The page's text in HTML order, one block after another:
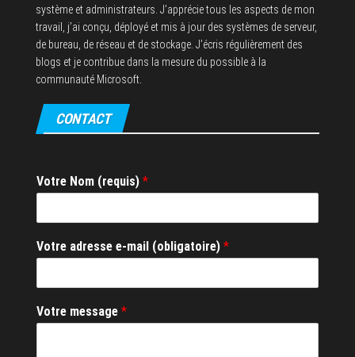
système et administrateurs. J’apprécie tous les aspects de mon
travail, j’ai conçu, déployé et mis à jour des systèmes de serveur,
de bureau, de réseau et de stockage. J’écris régulièrement des
blogs et je contribue dans la mesure du possible à la
communauté Microsoft.
CONTACT
Votre Nom (requis) *
*
m
s
a
Votre adresse e-mail (obligatoire) *
Votre message *